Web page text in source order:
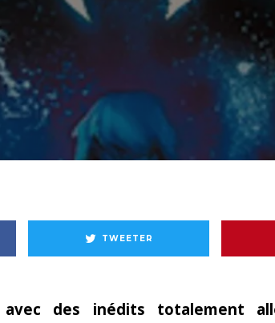
TWEETER
avec des inédits totalement